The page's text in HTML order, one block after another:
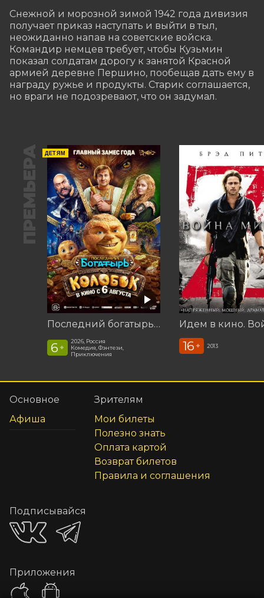
Снежной и морозной зимой 1942 года дивизия
получает приказ наступать и выйти в тыл,
неожиданно напав на советские войска.
Командир немцев требует, чтобы Кузьмин
показал солдатам дорогу к занятой Красной
армией деревне Першино, пообещав дать ему в
награду ружье и продукты. Старик соглашается,
но враги не подозревают, что он задумал.
ПРЕМЬЕРА ДЕТЯМ
Последний богатырь. Колобок
6 +
2026, Россия
Комедия, Фэнтези,
Приключения
16 + 2013
Основное
Афиша
Зрителям
Мои билеты
Полезно знать
Оплата картой
Возврат билетов
Правила и соглашения
Подписывайся
Приложения